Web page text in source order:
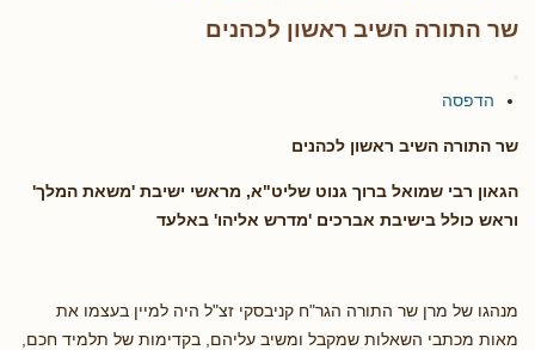
שר התורה השיב ראשון לכהנים
הדפסה
שר התורה השיב ראשון לכהנים
הגאון רבי שמואל ברוך גנוט שליט"א, מראשי ישיבת 'משאת המלך'
וראש כולל בישיבת אברכים 'מדרש אליהו' באלעד
מנהגו של מרן שר התורה הגר"ח קניבסקי זצ"ל היה למיין בעצמו את
מאות מכתבי השאלות שמקבל ומשיב עליהם, בקדימות של תלמיד חכם,